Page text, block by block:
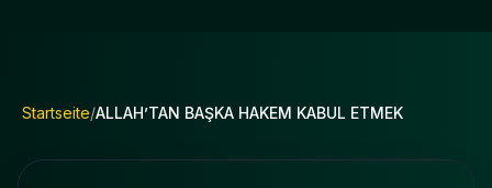
Startseite/ALLAH’TAN BAŞKA HAKEM KABUL ETMEK